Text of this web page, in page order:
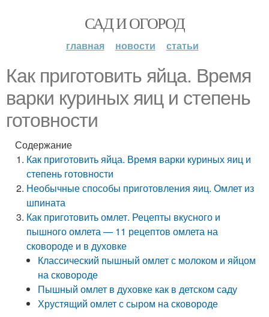
САД И ОГОРОД
главная новости статьи
Как приготовить яйца. Время
варки куриных яиц и степень
готовности
Содержание
Как приготовить яйца. Время варки куриных яиц и
степень готовности
Необычные способы приготовления яиц. Омлет из
шпината
Как приготовить омлет. Рецепты вкусного и
пышного омлета — 11 рецептов омлета на
сковороде и в духовке
Классический пышный омлет с молоком и яйцом
на сковороде
Пышный омлет в духовке как в детском саду
Хрустящий омлет с сыром на сковороде